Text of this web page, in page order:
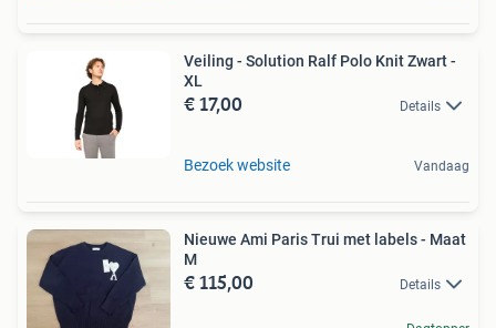
Veiling - Solution Ralf Polo Knit Zwart -
XL
€ 17,00 Details
Bezoek website Vandaag
Nieuwe Ami Paris Trui met labels - Maat
M
€ 115,00 Details